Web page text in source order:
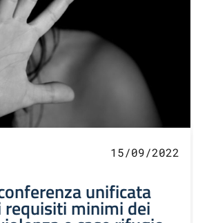
15/09/2022
unificata
requisiti minimi dei